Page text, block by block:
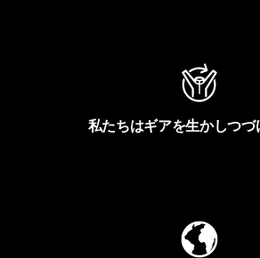
私たちはギアを生かしつづ